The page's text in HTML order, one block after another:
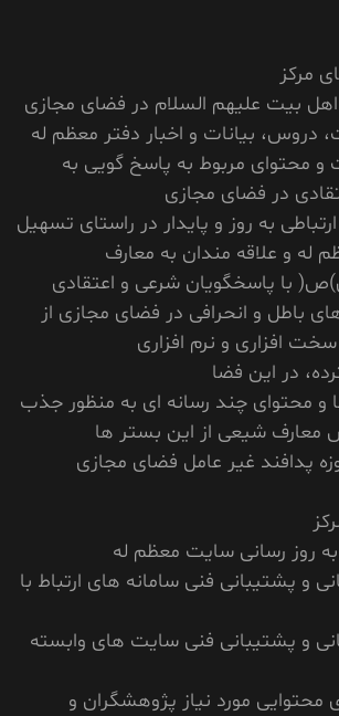
مرکز
بیت علیهم السلام در فضای مجازی
دروس، بیانات و اخبار دفتر معظم له
و محتوای مربوط به پاسخ گویی به
در فضای مجازی
به روز و پایدار در راستای تسهیل
له و علاقه مندان به معارف
با پاسخگویان شرعی و اعتقادی
باطل و انحرافی در فضای مجازی از
افزاری و نرم افزاری
در این فضا
ها و محتوای چند رسانه ای به منظور جذب
معارف شیعی از این بستر ها
پدافند غیر عامل فضای مجازی
روز رسانی سایت معظم له
و پشتیبانی فنی سامانه های ارتباط با
و پشتیبانی فنی سایت های وابسته
محتوایی مورد نیاز پژوهشگران و